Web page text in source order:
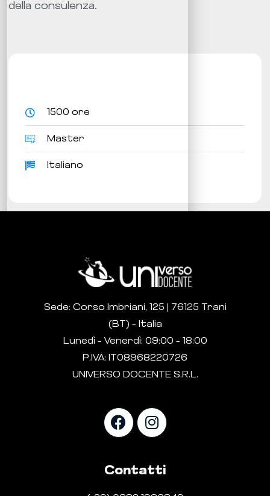
della consulenza.
1500 ore
Master
Italiano
Sede: Corso Imbriani, 125 | 76125 Trani
(BT) – Italia
Lunedì – Venerdì: 09:00 – 18:00
P.IVA: IT08968220726
UNIVERSO DOCENTE S.R.L.
Contatti